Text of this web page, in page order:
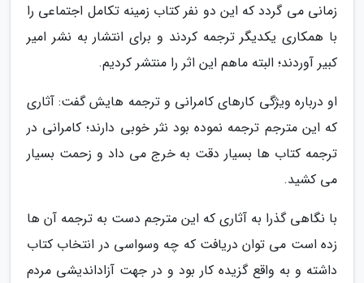
زمانی می گردد که این دو نفر کتاب زمینه تکامل اجتماعی را
با همکاری یکدیگر ترجمه کردند و برای انتشار به نشر امیر
کبیر آوردند؛ البته ماهم این اثر را منتشر کردیم.
او درباره ویژگی کارهای کامرانی و ترجمه هایش گفت: آثاری
که این مترجم ترجمه نموده بود نثر خوبی دارند؛ کامرانی در
ترجمه کتاب ها بسیار دقت به خرج می داد و زحمت بسیار
می کشید.
با نگاهی گذرا به آثاری که این مترجم دست به ترجمه آن ها
زده است می توان دریافت که چه وسواسی در انتخاب کتاب
داشته و به واقع گزیده کار بود و در جهت آزاداندیشی مردم